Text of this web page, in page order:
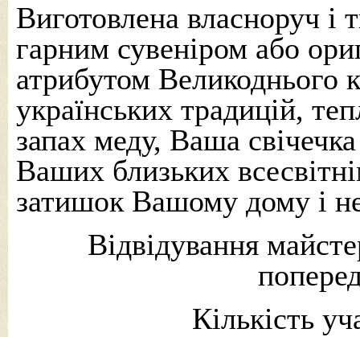
Виготовлена власноруч і
гарним сувеніром або
атрибутом Великоднього
українських традицій,
запах меду, Ваша
Ваших близьких
затишок Вашому дому і
Відвідування
Кількість